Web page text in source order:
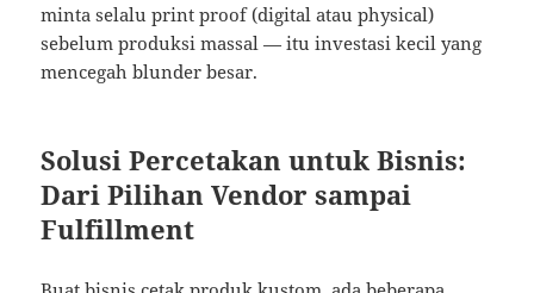
minta selalu print proof (digital atau physical)
sebelum produksi massal — itu investasi kecil yang
mencegah blunder besar.
Solusi Percetakan untuk Bisnis:
Dari Pilihan Vendor sampai
Fulfillment